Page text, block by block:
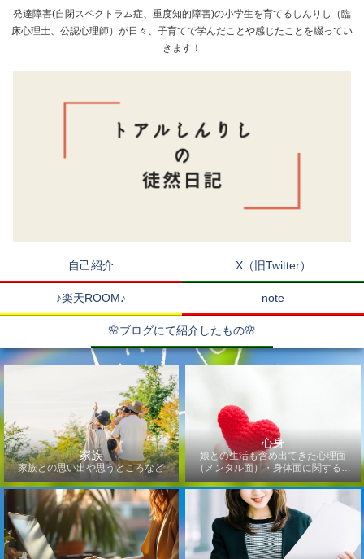
発達障害(自閉スペクトラム症、重度知的障害)の小学生を育てるしんりし（臨
床心理士、公認心理師）が日々、子育てで学んだことや感じたことを綴ってい
きます！
自己紹介 X（旧Twitter）
♪楽天ROOM♪ note
🌸ブログにて紹介したもの🌸
家族
家族との思い出や思うところなど
心身
娘との生活も含め出てきた心理面
（メンタル面）・身体面に関するこ
となど